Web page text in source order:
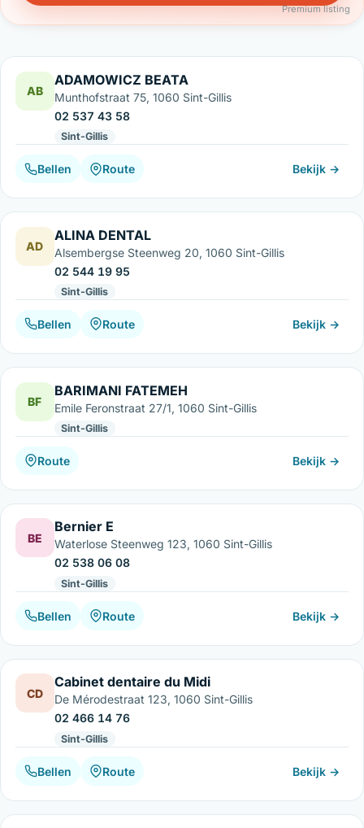
Premium listing
AB
ADAMOWICZ BEATA
Munthofstraat 75, 1060 Sint-Gillis
02 537 43 58
Sint-Gillis
Bellen Route Bekijk →
AD
ALINA DENTAL
Alsembergse Steenweg 20, 1060 Sint-Gillis
02 544 19 95
Sint-Gillis
Bellen Route Bekijk →
BF
BARIMANI FATEMEH
Emile Feronstraat 27/1, 1060 Sint-Gillis
Sint-Gillis
Route Bekijk →
BE
Bernier E
Waterlose Steenweg 123, 1060 Sint-Gillis
02 538 06 08
Sint-Gillis
Bellen Route Bekijk →
CD
Cabinet dentaire du Midi
De Mérodestraat 123, 1060 Sint-Gillis
02 466 14 76
Sint-Gillis
Bellen Route Bekijk →